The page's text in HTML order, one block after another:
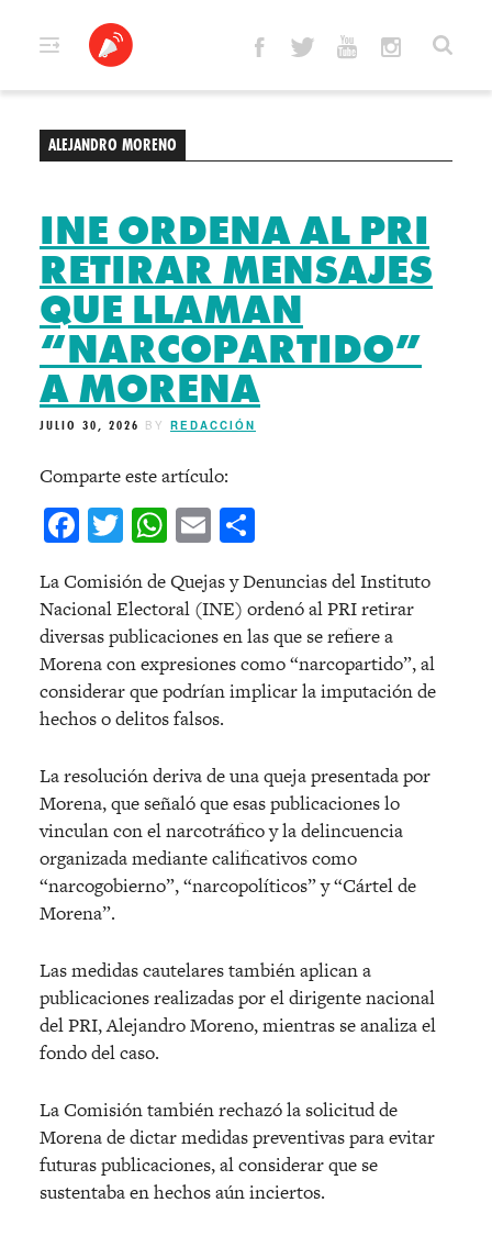
ALEJANDRO MORENO
INE ORDENA AL PRI
RETIRAR MENSAJES
QUE LLAMAN
“NARCOPARTIDO”
A MORENA
JULIO 30, 2026 BY REDACCIÓN
Comparte este artículo:
Facebook
Twitter
WhatsApp
Email
La Comisión de Quejas y Denuncias del Instituto
Nacional Electoral (INE) ordenó al PRI retirar
diversas publicaciones en las que se refiere a
Morena con expresiones como “narcopartido”, al
considerar que podrían implicar la imputación de
hechos o delitos falsos.
La resolución deriva de una queja presentada por
Morena, que señaló que esas publicaciones lo
vinculan con el narcotráfico y la delincuencia
organizada mediante calificativos como
“narcogobierno”, “narcopolíticos” y “Cártel de
Morena”.
Las medidas cautelares también aplican a
publicaciones realizadas por el dirigente nacional
del PRI, Alejandro Moreno, mientras se analiza el
fondo del caso.
La Comisión también rechazó la solicitud de
Morena de dictar medidas preventivas para evitar
futuras publicaciones, al considerar que se
sustentaba en hechos aún inciertos.